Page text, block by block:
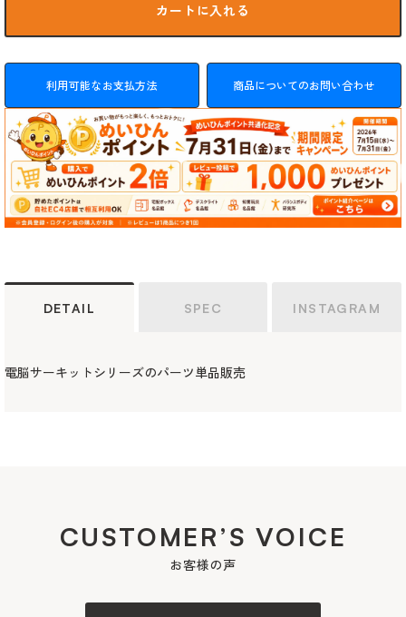
カートに入れる
利用可能なお支払方法 商品についてのお問い合わせ
DETAIL SPEC INSTAGRAM
電脳サーキットシリーズのパーツ単品販売
CUSTOMER’S VOICE
お客様の声